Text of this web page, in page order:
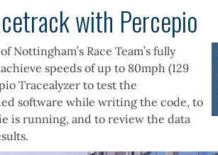
with Percepio
Race Team’s fully
speeds of up to 80mph (129
Tracealyzer to test the
software while writing the code, to
is running, and to review the data